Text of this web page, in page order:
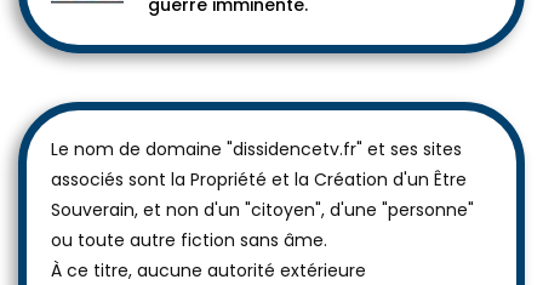
guerre imminente.
Le nom de domaine "dissidencetv.fr" et ses sites
associés sont la Propriété et la Création d'un Être
Souverain, et non d'un "citoyen", d'une "personne"
ou toute autre fiction sans âme.
À ce titre, aucune autorité extérieure